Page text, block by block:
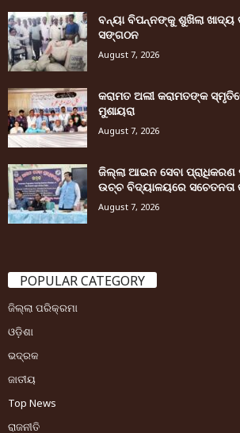
ବନ୍ୟା ବିପନ୍ନଙ୍କୁ ଶୁଖିଲା ଖାଦ୍ୟ
ସଙ୍ଗଠନ
August 7, 2026
କରାମତ ଅଲୀ କରାମତଙ୍କ
ମୁଶାୟରା
August 7, 2026
ଜିଲ୍ଲା ଆଇନ ସେବା ପ୍ରାଧିକରଣ
ଉଚ୍ଚ ବିଦ୍ୟାଳୟରେ ସଚେତନତା
August 7, 2026
POPULAR CATEGORY
ଜିଲ୍ଲା ପରିକ୍ରମା
ଓଡ଼ିଶା
ଭଦ୍ରକ
ଜାତୀୟ
Top News
ରାଜନୀତି